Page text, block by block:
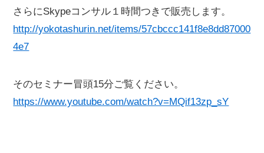
さらにSkypeコンサル１時間つきで販売します。
http://yokotashurin.net/items/57cbccc141f8e8dd87000
4e7
そのセミナー冒頭15分ご覧ください。
https://www.youtube.com/watch?v=MQif13zp_sY